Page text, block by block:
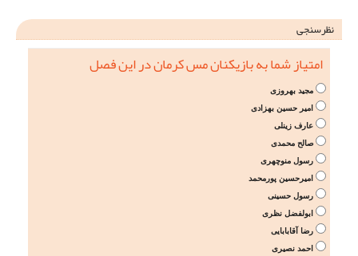
نظرسنجی
امتیاز شما به بازیکنان مس کرمان در این فصل
مجید بهروزی
امیر حسین بهزادی
عارف زینلی
صالح محمدی
رسول منوچهری
امیرحسین پورمحمد
رسول حسینی
ابولفضل نظری
رضا آقابابایی
احمد نصیری